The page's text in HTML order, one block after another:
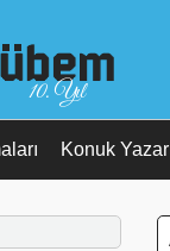
10. Yıl
Konuk Yazar